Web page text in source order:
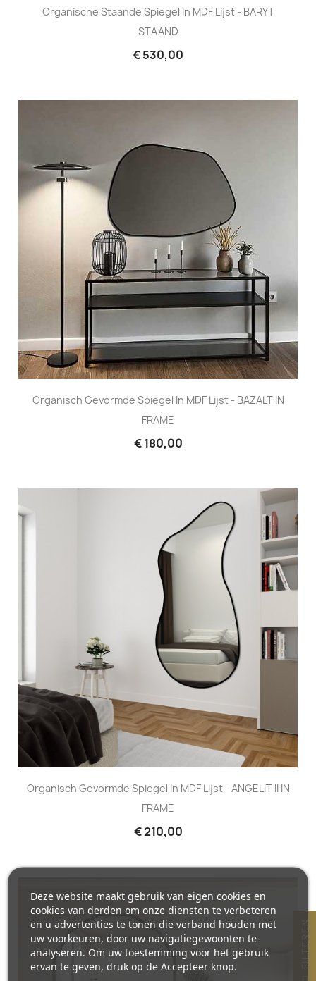
Organische Staande Spiegel In MDF Lijst - BARYT
STAAND
€ 530,00
Organisch Gevormde Spiegel In MDF Lijst - BAZALT IN
FRAME
€ 180,00
Organisch Gevormde Spiegel In MDF Lijst - ANGELIT II IN
FRAME
€ 210,00
Deze website maakt gebruik van eigen cookies en
cookies van derden om onze diensten te verbeteren
en u advertenties te tonen die verband houden met
uw voorkeuren, door uw navigatiegewoonten te
analyseren. Om uw toestemming voor het gebruik
ervan te geven, druk op de Accepteer knop.
N